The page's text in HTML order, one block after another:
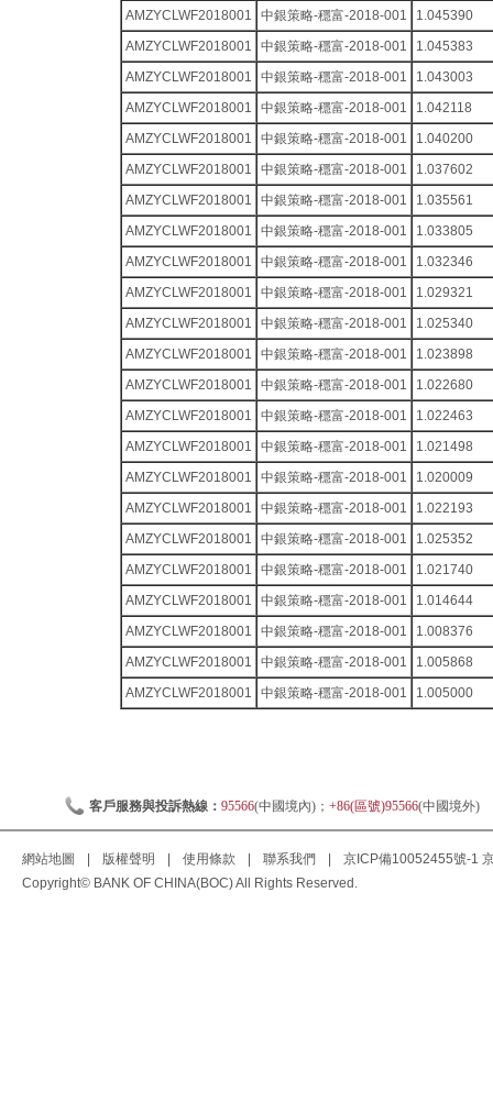
AMZYCLWF2018001
中銀策略-穩富-2018-001
1.045390
AMZYCLWF2018001
中銀策略-穩富-2018-001
1.045383
AMZYCLWF2018001
中銀策略-穩富-2018-001
1.043003
AMZYCLWF2018001
中銀策略-穩富-2018-001
1.042118
AMZYCLWF2018001
中銀策略-穩富-2018-001
1.040200
AMZYCLWF2018001
中銀策略-穩富-2018-001
1.037602
AMZYCLWF2018001
中銀策略-穩富-2018-001
1.035561
AMZYCLWF2018001
中銀策略-穩富-2018-001
1.033805
AMZYCLWF2018001
中銀策略-穩富-2018-001
1.032346
AMZYCLWF2018001
中銀策略-穩富-2018-001
1.029321
AMZYCLWF2018001
中銀策略-穩富-2018-001
1.025340
AMZYCLWF2018001
中銀策略-穩富-2018-001
1.023898
AMZYCLWF2018001
中銀策略-穩富-2018-001
1.022680
AMZYCLWF2018001
中銀策略-穩富-2018-001
1.022463
AMZYCLWF2018001
中銀策略-穩富-2018-001
1.021498
AMZYCLWF2018001
中銀策略-穩富-2018-001
1.020009
AMZYCLWF2018001
中銀策略-穩富-2018-001
1.022193
AMZYCLWF2018001
中銀策略-穩富-2018-001
1.025352
AMZYCLWF2018001
中銀策略-穩富-2018-001
1.021740
AMZYCLWF2018001
中銀策略-穩富-2018-001
1.014644
AMZYCLWF2018001
中銀策略-穩富-2018-001
1.008376
AMZYCLWF2018001
中銀策略-穩富-2018-001
1.005868
AMZYCLWF2018001
中銀策略-穩富-2018-001 1.005000
客戶服務與投訴熱線： 95566(中國境內)； +86(區號)95566(中國境外)
網站地圖 版權聲明 使用條款 聯系我們 京ICP備10052455號-1
Copyright© BANK OF CHINA(BOC) All Rights Reserved.